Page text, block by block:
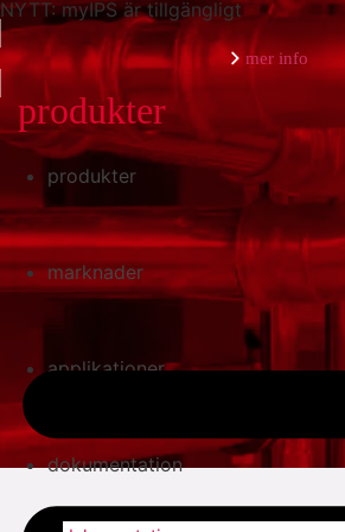
NYTT: myIPS är tillgängligt
mer info
stäng
produkter
marknader
applikationer
dokumentation
produkter